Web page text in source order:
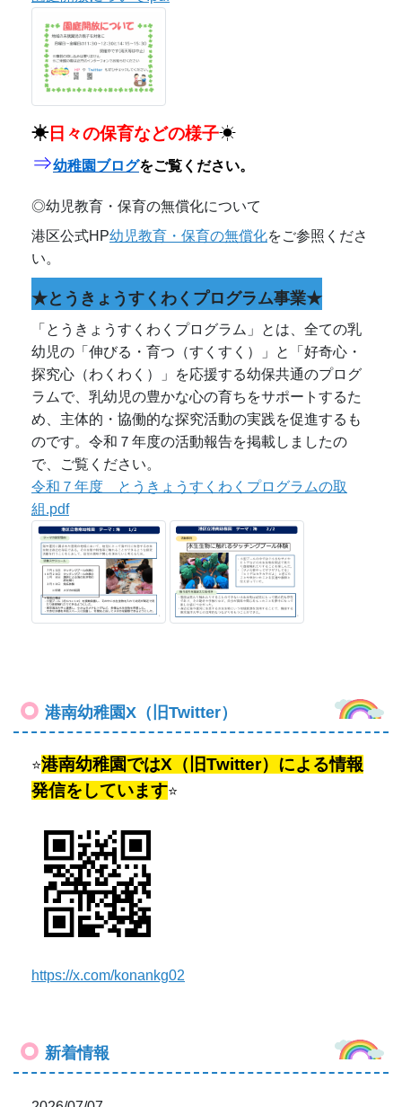
★とうきょうすくわくプログラム事業★
「とうきょうすくわくプログラム」とは、全ての乳
幼児の「伸びる・育つ（すくすく）」と「好奇心・
探究心（わくわく）」を応援する幼保共通のプログ
め、主体的・協働的な探究活動の実践を促進するも
のです。令和７年度の活動報告を掲載しましたの
令和７年度 とうきょうすくわくプログラムの取
組.pdf
港南幼稚園X（旧Twitter）
⭐港南幼稚園ではX（旧Twitter）による情報
発信をしています
新着情報
【全学年】 ふれあい月間
2026/06/02
令和8年度 園だより ６月号
2026/05/01
2026/05/01
【全学年】 好きな遊び
もっと見る